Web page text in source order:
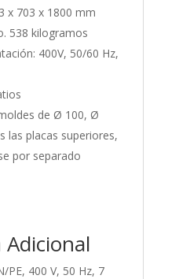
x 703 x 1800 mm
538 kilogramos
400V, 50/60 Hz,
de Ø 100, Ø
las placas superiores,
por separado
PE, 400 V, 50 Hz, 7